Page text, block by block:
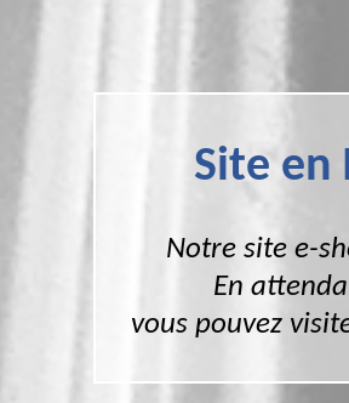
Site en
Notre site e-
En
vous pouvez